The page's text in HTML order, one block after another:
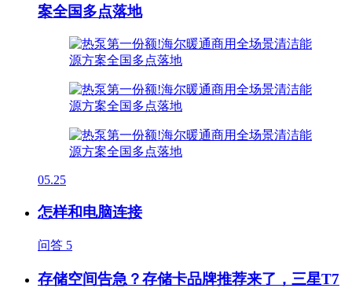
案全国多点落地
05.25
怎样和电脑连接
问答 5
存储空间告急？存储卡品牌推荐来了，三星T7